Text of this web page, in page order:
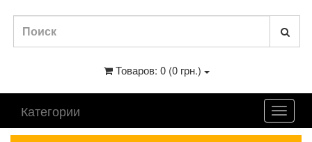
Товаров: 0 (0 грн.)
Категории